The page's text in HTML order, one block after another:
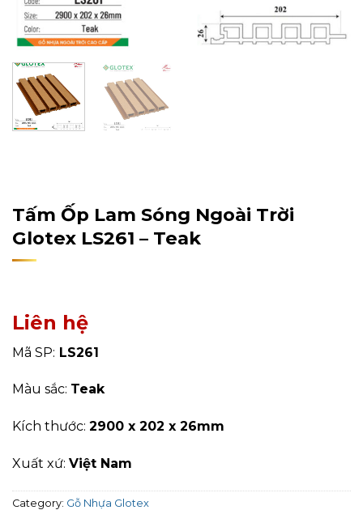
Tấm Ốp Lam Sóng Ngoài Trời
Glotex LS261 – Teak
Liên hệ
Mã SP: LS261
Màu sắc: Teak
Kích thước: 2900 x 202 x 26mm
Xuất xứ: Việt Nam
Category: Gỗ Nhựa Glotex